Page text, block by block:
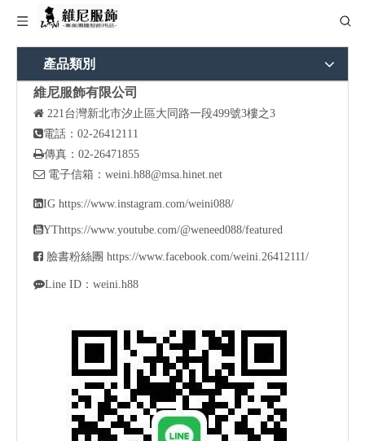
產品類別
維尼服飾有限公司
 221台灣新北市汐止區大同路一段499號3樓之3
電話：02-26412111
傳真：02-26471855
 電子信箱： weini.h88@msa.hinet.net
IG https://www.instagram.com/weini088/
YThttps://www.youtube.com/@weneed088/featured
 臉書粉絲團 https://www.facebook.com/weini.26412111/
Line ID：weini.h88